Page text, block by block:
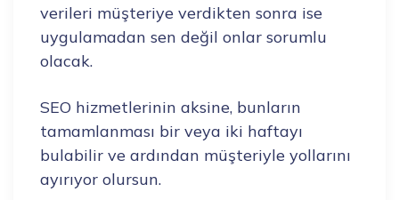
verileri müşteriye verdikten sonra ise
uygulamadan sen değil onlar sorumlu
olacak.
SEO hizmetlerinin aksine, bunların
tamamlanması bir veya iki haftayı
bulabilir ve ardından müşteriyle yollarını
ayırıyor olursun.